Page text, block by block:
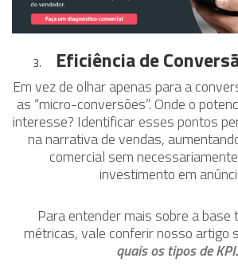
Eficiência de
Em vez de olhar apenas para a
as “micro-conversões”. Onde o
interesse? Identificar esses pontos
na narrativa de vendas,
comercial sem
investimento em
Para entender mais sobre a base
métricas, vale conferir nosso artigo
quais os tipos de KPI.